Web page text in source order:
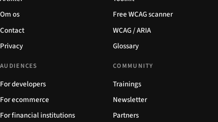
Om os
Contact
Privacy
Free WCAG scanner
WCAG / ARIA
Glossary
AUDIENCES
For developers
For ecommerce
For financial institutions
COMMUNITY
Trainings
Newsletter
Partners